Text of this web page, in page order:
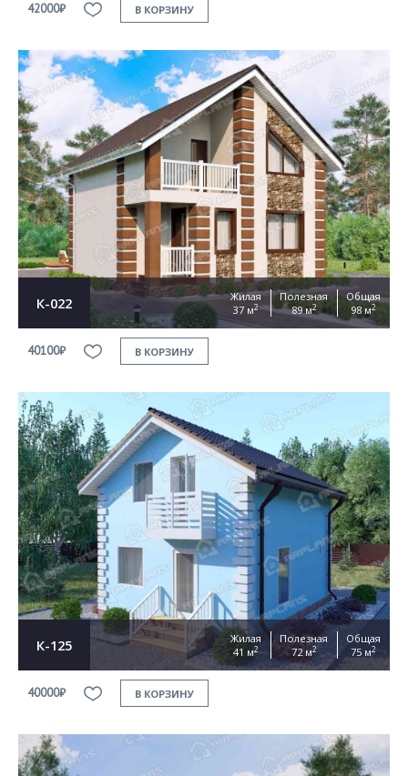
42000₽ В КОРЗИНУ
К-022
Жилая
37 м2
Полезная
89 м2
Общая
98 м2
40100₽ В КОРЗИНУ
К-125
Жилая
41 м2
Полезная
72 м2
Общая
75 м2
40000₽ В КОРЗИНУ